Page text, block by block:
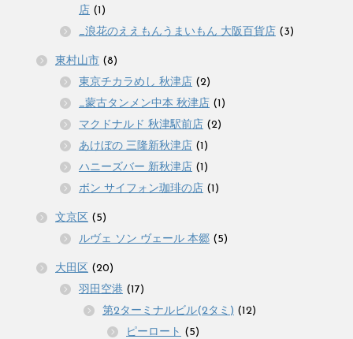
店 (1)
_浪花のええもんうまいもん 大阪百貨店 (3)
東村山市 (8)
東京チカラめし 秋津店 (2)
_蒙古タンメン中本 秋津店 (1)
マクドナルド 秋津駅前店 (2)
あけぼの 三隆新秋津店 (1)
ハニーズバー 新秋津店 (1)
ボン サイフォン珈琲の店 (1)
文京区 (5)
ルヴェ ソン ヴェール 本郷 (5)
大田区 (20)
羽田空港 (17)
第2ターミナルビル(2タミ) (12)
ピーロート (5)